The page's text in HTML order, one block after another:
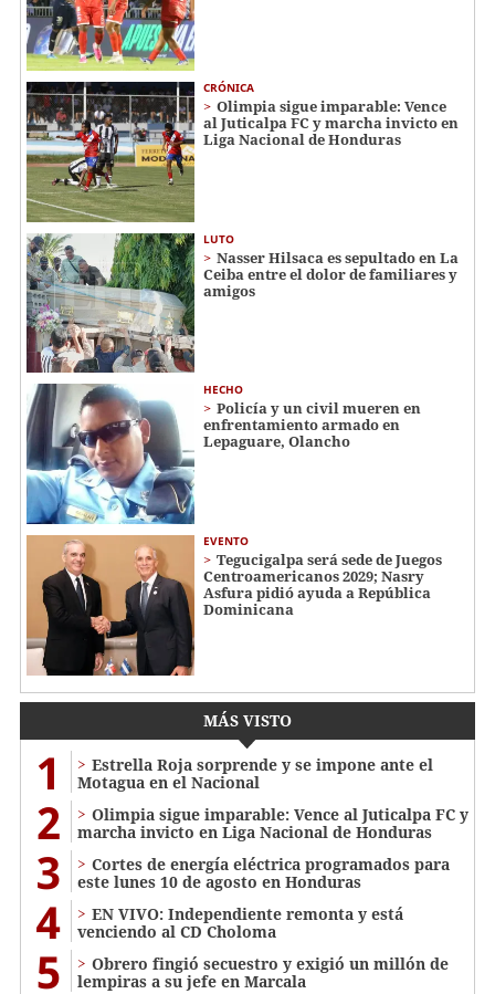
CRÓNICA
Olimpia sigue imparable: Vence
al Juticalpa FC y marcha invicto en
Liga Nacional de Honduras
LUTO
Nasser Hilsaca es sepultado en La
Ceiba entre el dolor de familiares y
amigos
HECHO
Policía y un civil mueren en
enfrentamiento armado en
Lepaguare, Olancho
EVENTO
Tegucigalpa será sede de Juegos
Centroamericanos 2029; Nasry
Asfura pidió ayuda a República
Dominicana
MÁS VISTO
1
Estrella Roja sorprende y se impone ante el
Motagua en el Nacional
2
Olimpia sigue imparable: Vence al Juticalpa FC y
marcha invicto en Liga Nacional de Honduras
3
Cortes de energía eléctrica programados para
este lunes 10 de agosto en Honduras
4
EN VIVO: Independiente remonta y está
venciendo al CD Choloma
5
Obrero fingió secuestro y exigió un millón de
lempiras a su jefe en Marcala